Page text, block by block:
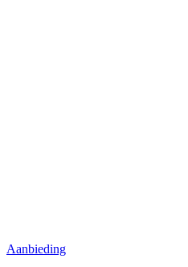
Aanbieding